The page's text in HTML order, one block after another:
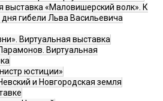
выставка «Маловишерский волк». К
гибели Льва Васильевича
Виртуальная выставка
Виртуальная
юстиции»
и Новгородская земля